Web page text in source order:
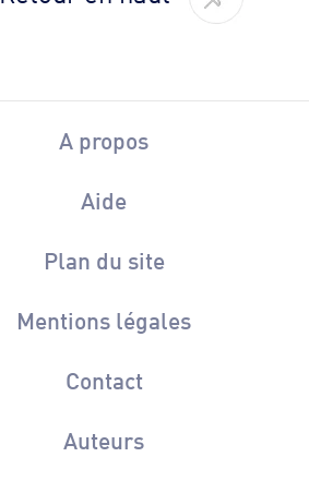
A propos
Aide
Plan du site
Mentions légales
Contact
Auteurs